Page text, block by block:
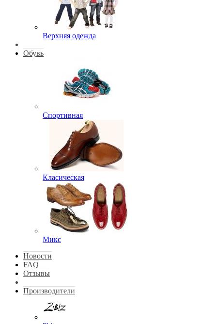
Верхняя одежда
Обувь
Спортивная
Класическая
Микс
Новости
FAQ
Отзывы
Производители